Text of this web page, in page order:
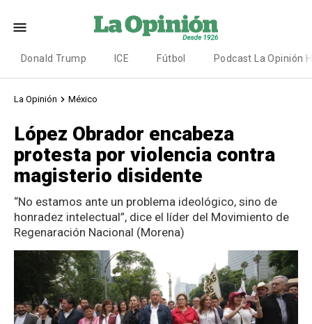
Donald Trump ICE Fútbol Podcast La Opinión
La Opinión México
López Obrador encabeza
protesta por violencia contra
magisterio disidente
“No estamos ante un problema ideológico, sino de
honradez intelectual”, dice el líder del Movimiento de
Regenaración Nacional (Morena)